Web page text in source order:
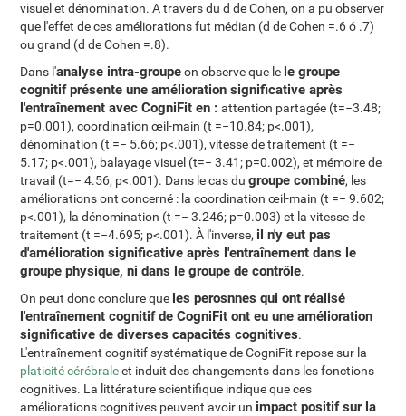
visuel et dénomination. A travers du d de Cohen, on a pu observer
que l'effet de ces améliorations fut médian (d de Cohen =.6 ó .7)
ou grand (d de Cohen =.8).
Dans l'analyse intra-groupeon observe que le le groupe
cognitif présente une amélioration significative après
l'entraînement avec CogniFit en :attention partagée (t=−3.48;
p=0.001), coordination œil-main (t =−10.84; p<.001),
dénomination (t =− 5.66; p<.001), vitesse de traitement (t =−
5.17; p<.001), balayage visuel (t=− 3.41; p=0.002), et mémoire de
travail (t=− 4.56; p<.001). Dans le cas dugroupe combiné, les
améliorations ont concerné : la coordination œil-main (t =− 9.602;
p<.001), la dénomination (t =− 3.246; p=0.003) et la vitesse de
traitement (t =−4.695; p<.001). À l'inverse, il n'y eut pas
d'amélioration significative après l'entraînement dans le
groupe physique, ni dans le groupe de contrôle.
On peut donc conclure que les perosnnes qui ont réalisé
l'entraînement cognitif de CogniFit ont eu une amélioration
significative de diverses capacités cognitives.
L'entraînement cognitif systématique de CogniFit repose sur la
platicité cérébraleet induit des changements dans les fonctions
cognitives. La littérature scientifique indique que ces
améliorations cognitives peuvent avoir un impact positif sur la